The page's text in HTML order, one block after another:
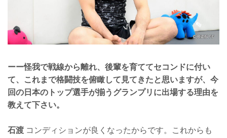
ーー怪我で戦線から離れ、後輩を育ててセコンドに付い
て、これまで格闘技を俯瞰して見てきたと思いますが、今
回の日本のトップ選手が揃うグランプリに出場する理由を
教えて下さい。
石渡 コンディションが良くなったからです。これからも